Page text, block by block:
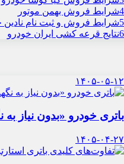
4شرایط فروش بهمن موتور
5شرایط فروش و ثبت نام نادین
6نتایج قرعه کشی ایران خودرو
۱۴۰۵-۰۵-۱۲
باتری خودرو «بدون نیاز به
۱۴۰۵-۰۴-۲۷